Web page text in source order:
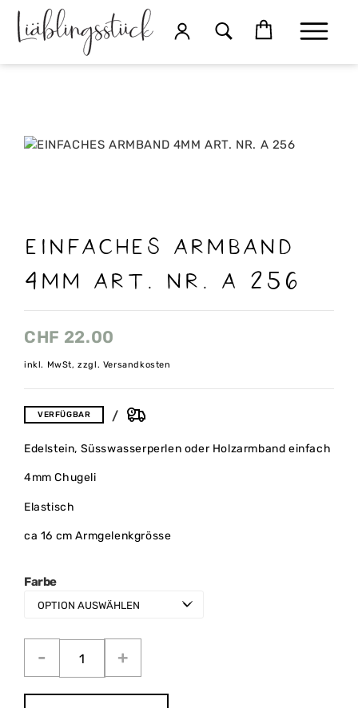
EINFACHES ARMBAND
4MM ART. NR. A 256
CHF 22.00
inkl. MwSt, zzgl. Versandkosten
VERFÜGBAR
Edelstein, Süsswasserperlen oder Holzarmband einfach
4mm Chugeli
Elastisch
ca 16 cm Armgelenkgrösse
Farbe